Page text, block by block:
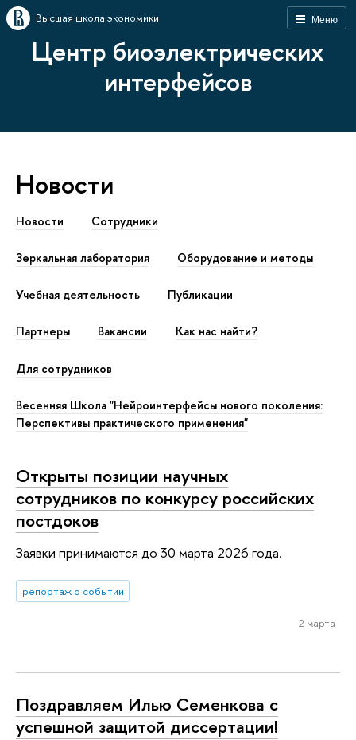
Меню
Высшая школа экономики
Центр биоэлектрических
интерфейсов
Новости
Новости Сотрудники
Зеркальная лаборатория Оборудование и методы
Учебная деятельность Публикации
Партнеры Вакансии Как наc найти?
Для сотрудников
Весенняя Школа "Нейроинтерфейсы нового поколения:
Перспективы практического применения"
Открыты позиции научных
сотрудников по конкурсу российских
постдоков
Заявки принимаются до 30 марта 2026 года.
репортаж о событии
2 марта
Поздравляем Илью Семенкова с
успешной защитой диссертации!